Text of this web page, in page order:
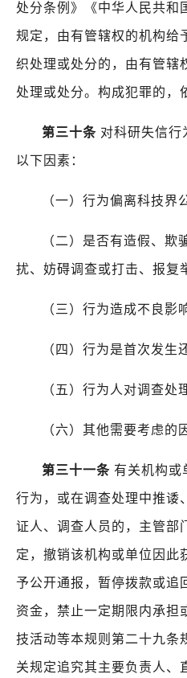
处分条例》《中华人民共和
规定，由有管辖权的机构给
织处理或处分的，由有管辖
处理或处分。构成犯罪的，
第三十条 对科研失信行
以下因素：
（一）行为偏离科技界
（二）是否有造假、欺
扰、妨碍调查或打击、报复
（三）行为造成不良影
（四）行为是首次发生
（五）行为人对调查处
（六）其他需要考虑的
第三十一条 有关机构或
行为，或在调查处理中推诿
证人、调查人员的，主管部
定，撤销该机构或单位因此
予公开通报，暂停拨款或追
资金，禁止一定期限内承担
技活动等本规则第二十九条
关规定追究其主要负责人、